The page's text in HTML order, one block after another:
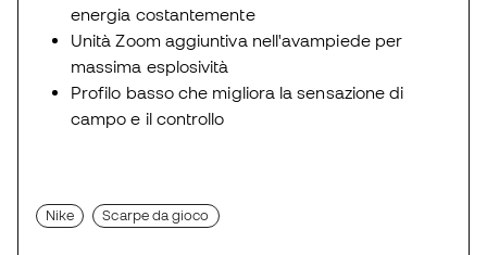
energia costantemente
Unità Zoom aggiuntiva nell'avampiede per
massima esplosività
Profilo basso che migliora la sensazione di
campo e il controllo
Nike Scarpe da gioco